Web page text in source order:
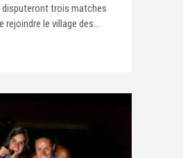
disputeront trois matches
rejoindre le village des...